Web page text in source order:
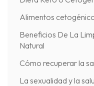
Alimentos
Beneficios De La
Natural
Cómo recuperar la
La sexualidad y la